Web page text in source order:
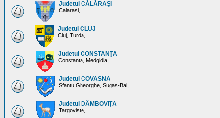
Judetul CĂLĂRAŞI
Calarasi, ...
Judetul CLUJ
Cluj, Turda, ...
Judetul CONSTANŢA
Constanta, Medgidia, ...
Judetul COVASNA
Sfantu Gheorghe, Sugas-Bai, ...
Judetul DÂMBOVIŢA
Targoviste, ...